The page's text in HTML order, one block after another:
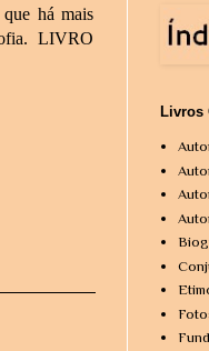
há mais
LIVRO
Livros